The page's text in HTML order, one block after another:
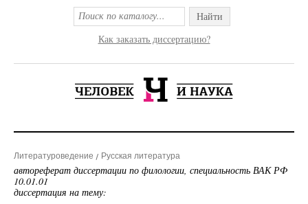
Найти
Как заказать диссертацию?
Литературоведение Русская литература
автореферат диссертации по филологии, специальность ВАК РФ
10.01.01
диссертация на тему: